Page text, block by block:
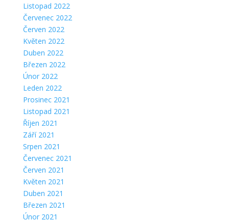
Listopad 2022
Červenec 2022
Červen 2022
Květen 2022
Duben 2022
Březen 2022
Únor 2022
Leden 2022
Prosinec 2021
Listopad 2021
Říjen 2021
Září 2021
Srpen 2021
Červenec 2021
Červen 2021
Květen 2021
Duben 2021
Březen 2021
Únor 2021